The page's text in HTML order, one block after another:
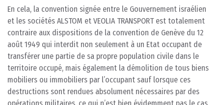
En cela, la convention signée entre le Gouvernement israélien
et les sociétés ALSTOM et VEOLIA TRANSPORT est totalement
contraire aux dispositions de la convention de Genève du 12
août 1949 qui interdit non seulement à un Etat occupant de
transférer une partie de sa propre population civile dans le
territoire occupé, mais également la démolition de tous biens
mobiliers ou immobiliers par l’occupant sauf lorsque ces
destructions sont rendues absolument nécessaires par des